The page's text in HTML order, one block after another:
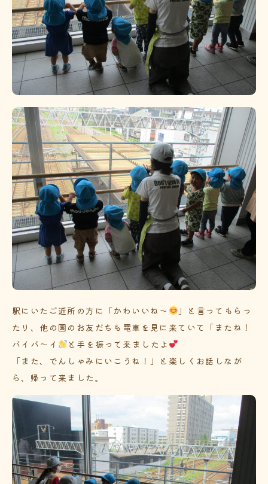
駅にいたご近所の方に「かわいいね～
」と言ってもらっ
たり、他の園のお友だちも電車を見に来ていて「またね！
バイバ～イ
と手を振って来ましたよ
「また、でんしゃみにいこうね！」と楽しくお話しなが
ら、帰って来ました。